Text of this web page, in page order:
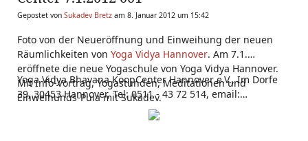
Gepostet von Sukadev Bretz am 8. Januar 2012 um 15:42
Foto von der Neueröffnung und Einweihung der neuen
Räumlichkeiten von Yoga Vidya Hannover. Am 7.1.
eröffnete die neue Yogaschule von Yoga Vidya Hannover.
Mit Info-Vortrag, Yogastunden, Meditationen und
Einweihungs-Puja mit Sukadev.
Yoga Vidya Bhavana KoopCenter Hannover e.V., Im Dorfe
39, 30453 Hannover, Tel: 0511 - 43 72 514, email: